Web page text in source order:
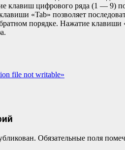
клавиш цифрового ряда (1 — 9)
«Tab» позволяет
порядке. Нажатие
file not writable»
Обязательные поля